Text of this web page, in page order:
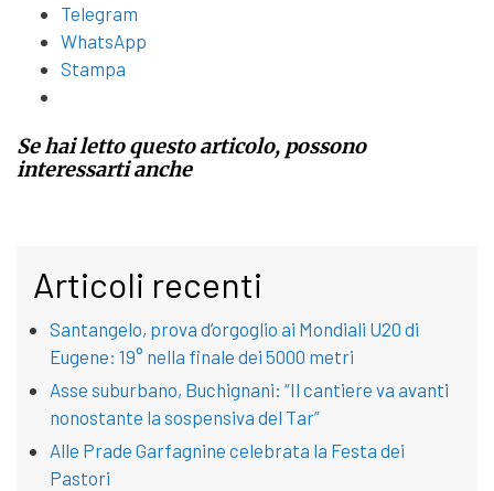
Telegram
WhatsApp
Stampa
Se hai letto questo articolo, possono
interessarti anche
Articoli recenti
Santangelo, prova d’orgoglio ai Mondiali U20 di
Eugene: 19° nella finale dei 5000 metri
Asse suburbano, Buchignani: “Il cantiere va avanti
nonostante la sospensiva del Tar”
Alle Prade Garfagnine celebrata la Festa dei
Pastori